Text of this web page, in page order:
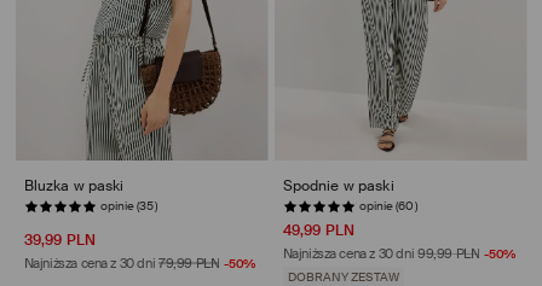
Bluzka w paski
OSTATNIE SZTUKI
39,99 PLN
Najniższa cena z 30 dni 79,99 PLN -50%
Spodnie w paski
opinie (60)
49,99 PLN
Najniższa cena z 30 dni 99,99 PLN -50%
DOBRANY ZESTAW